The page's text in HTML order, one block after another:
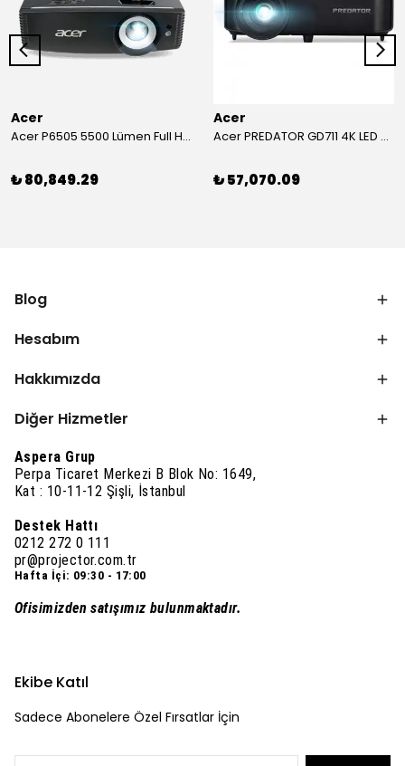
Acer
Acer P6505 5500 Lümen Full HD Toplantı Odası Projeksiyonu
₺ 80,849.29
Acer
Acer PREDATOR GD711 4K LED Projeksiyon
₺ 57,070.09
Blog
Hesabım
Hakkımızda
Diğer Hizmetler
Aspera Grup
Perpa Ticaret Merkezi B Blok No: 1649,
Kat : 10-11-12 Şişli, İstanbul
Destek Hattı
0212 272 0 111
pr@projector.com.tr
Hafta İçi: 09:30 - 17:00
Ofisimizden satışımız bulunmaktadır.
Ekibe Katıl
Sadece Abonelere Özel Fırsatlar İçin